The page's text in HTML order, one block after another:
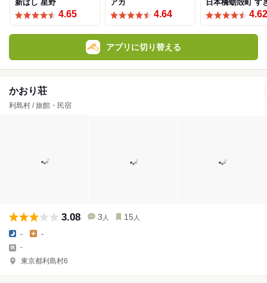
新ばし 星野
4.65
アカ
4.64
日本橋蛎殻町 す
4.62
アプリに切り替える
かおり荘
利島村 / 旅館・民宿
3.08 3 人 15 人
- -
-
東京都利島村6